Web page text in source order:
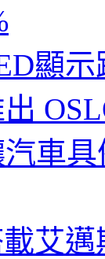
顯
車
艾